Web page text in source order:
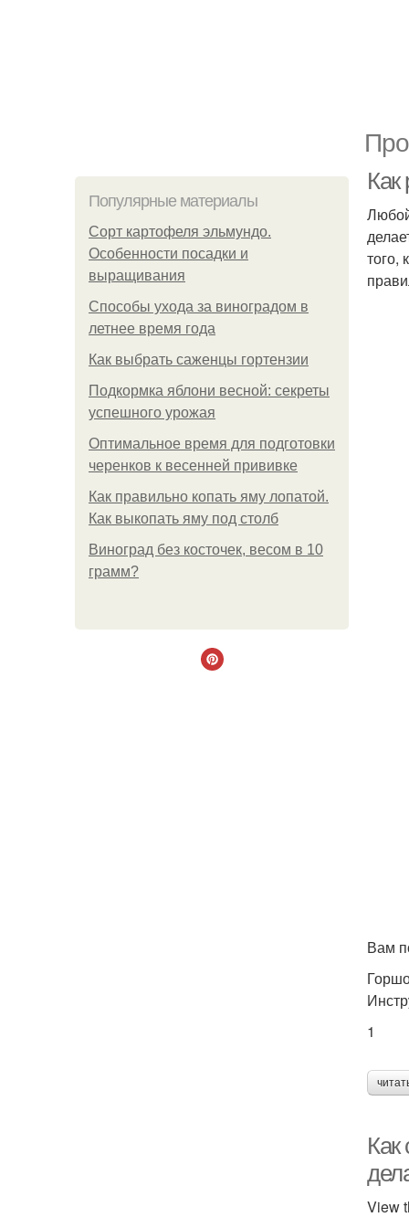
Популярные материалы
Сорт картофеля эльмундо.
Особенности посадки и
выращивания
Способы ухода за виноградом в
летнее время года
Как выбрать саженцы гортензии
Подкормка яблони весной: секреты
успешного урожая
Оптимальное время для подготовки
черенков к весенней прививке
Как правильно копать яму лопатой.
Как выкопать яму под столб
Виноград без косточек, весом в 10
грамм?
того,
Вам
1
Как
View